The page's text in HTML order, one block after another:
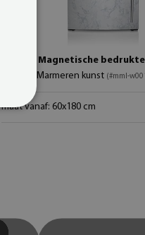
Magnetische
Marmeren kunst (#mml-
maat vanaf: 60x180 cm